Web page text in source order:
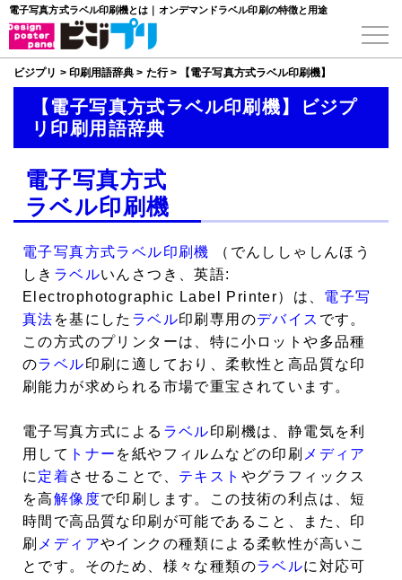
電子写真方式ラベル印刷機とは｜オンデマンドラベル印刷の特徴と用途
ビジプリ > 印刷用語辞典 > た行> 【電子写真方式ラベル印刷機】
【電子写真方式ラベル印刷機】ビジプ
リ印刷用語辞典
電子写真方式
ラベル印刷機
電子写真方式ラベル印刷機
（でんししゃしんほう
しき ラベルいんさつき、英語:
Electrophotographic Label Printer）は、 電子写
真法 を基にした ラベル印刷専用のデバイス です。
この方式のプリンターは、特に小ロットや多品種
のラベル印刷に適しており、柔軟性と高品質な印
刷能力が求められる市場で重宝されています。
電子写真方式による ラベル印刷機は、静電気を利
用して トナー を紙やフィルムなどの印刷 メディア
に 定着させることで、 テキスト やグラフィックス
を高解像度で印刷します。この技術の利点は、短
時間で高品質な印刷が可能であること、また、印
刷 メディアやインクの種類による柔軟性が高いこ
とです。そのため、様々な種類のラベルに対応可